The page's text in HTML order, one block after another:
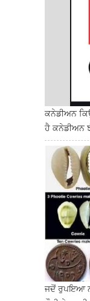
ਕਨੇਡੀਅਨ
ਹੈ ਕਨੇਡੀਅਨ
ਜਦੋਂ ਰੁਪਇਆ